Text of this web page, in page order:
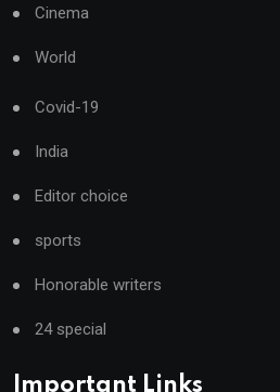
Cinema
World
Covid-19
India
Editor choice
sports
Honorable writers
24 special
Important Links